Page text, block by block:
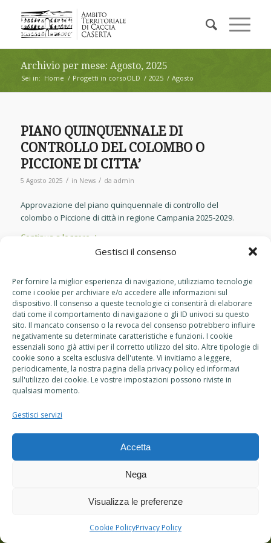
Gestisci il consenso
Per fornire la miglior esperienza di navigazione, utilizziamo tecnologie
come i cookie per archiviare e/o accedere alle informazioni sul
dispositivo. Il consenso a queste tecnologie ci consentirà di elaborare
dati come il comportamento di navigazione o gli ID univoci su questo
sito. Il mancato consenso o la revoca del consenso potrebbero influire
negativamente su determinate caratteristiche e funzioni. I cookie
essenziali sono già attivi per il corretto utilizzo del sito. Altre tipologie di
cookie sono a scelta esclusiva dell'utente. Vi invitiamo a leggere,
periodicamente, la nostra pagina della privacy policy ed informavi
sull'utilizzo dei cookie. Le vostre impostazioni possono riviste in
qualsiasi momento.
Gestisci servizi
Accetta
Nega
Visualizza le preferenze
Cookie PolicyPrivacy Policy
Archivio per mese: Agosto, 2025
Sei in: Home / Progetti in corsoOLD / 2025 / Agosto
PIANO QUINQUENNALE DI
CONTROLLO DEL COLOMBO O
PICCIONE DI CITTA’
5 Agosto 2025 / in News / da admin
Approvazione del piano quinquennale di controllo del
colombo o Piccione di città in regione Campania 2025-2029.
Continua a leggere
© ATC Caserta - Copyright 2016-2024 | Viale Carlo III - Ex CIAPI, 153 -
81020 San Nicola La Strada (CE) | P.IVA: 93033220612 | Tel:0823554192|
Email:
info@atccaserta.com atccaserta@cert.dbnet.it
| Powered by
DbNet Srl